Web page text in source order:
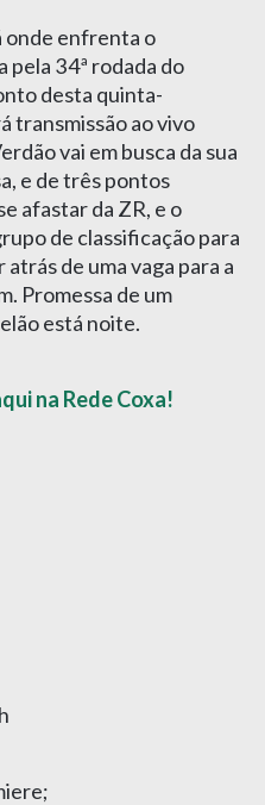
onde enfrenta o
pela 34ª rodada do
desta quinta-
transmissão ao vivo
vai em busca da sua
e de três pontos
afastar da ZR, e o
de classificação para
de uma vaga para a
Promessa de um
está noite.
na Rede Coxa!